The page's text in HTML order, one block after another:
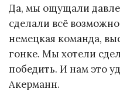
Да, мы ощущали
сделали всё
немецкая команда,
гонке. Мы хотели
победить. И нам это
Акерманн.